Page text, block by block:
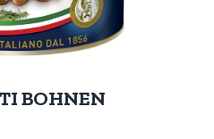
BOHNEN